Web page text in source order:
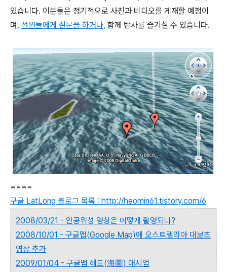
있습니다. 이분들은 정기적으로 사진과 비디오를 게재할 예정이
며, 선원들에게 질문을 하거나, 함께 탐사를 즐기실 수 있습니다.
====
구글 LatLong 블로그 목록 : http://heomin61.tistory.com/6
2008/03/21 - 인공위성 영상은 어떻게 촬영되나?
2008/10/01 - 구글맵(Google Map)에 오스트랠리아 대보초
영상 추가
2009/01/04 - 구글맵 해도(海圖) 매시업